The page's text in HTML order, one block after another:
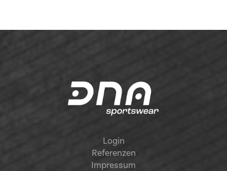
Login
Referenzen
Impressum